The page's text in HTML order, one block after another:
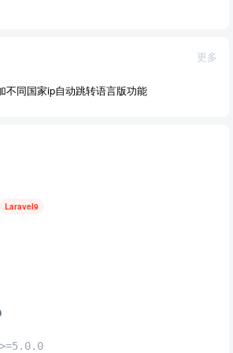
更多
不同国家ip自动跳转语言版功能
Laravel9
>=5.0.0